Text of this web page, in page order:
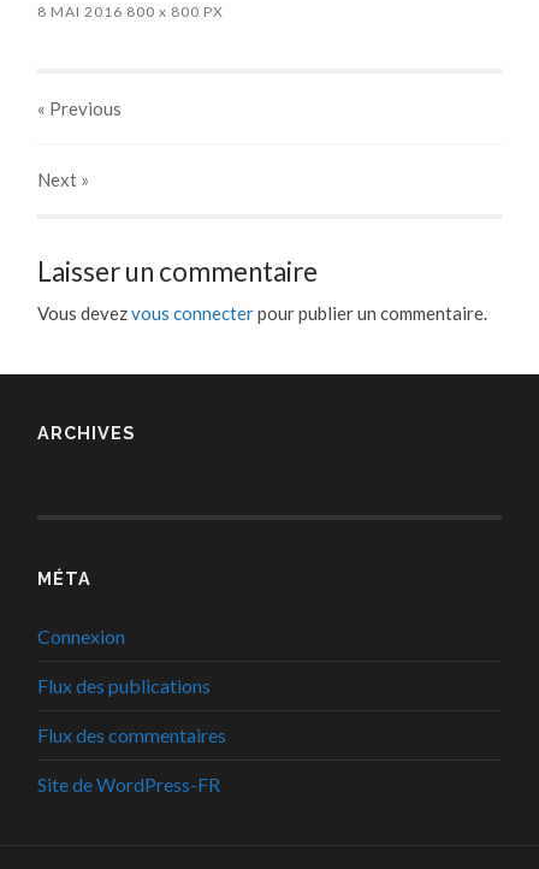
8 MAI 2016 800x 800 PX
« Previous
Next »
Laisser un commentaire
Vous devezvous connecterpour publier un commentaire.
ARCHIVES
MÉTA
Connexion
Flux des publications
Flux des commentaires
Site de WordPress-FR